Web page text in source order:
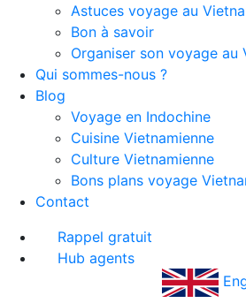
Astuces voyage au
Bon à savoir
Organiser son voyage au
Qui sommes-nous ?
Blog
Voyage en Indochine
Cuisine Vietnamienne
Culture Vietnamienne
Bons plans voyage
Contact
Rappel gratuit
Hub agents